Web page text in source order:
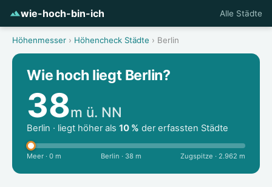
wie-hoch-bin-ich Alle Städte
Höhenmesser › Höhencheck Städte › Berlin
Wie hoch liegt Berlin?
38m ü. NN
Berlin · liegt höher als 10 % der erfassten Städte
Meer · 0 m Berlin · 38 m Zugspitze · 2.962 m